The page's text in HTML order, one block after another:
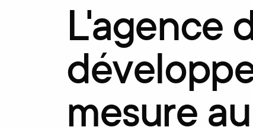
L'agence
mesure au